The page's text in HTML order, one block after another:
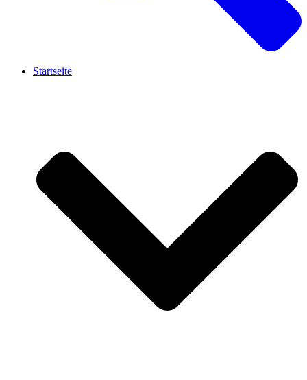
Startseite